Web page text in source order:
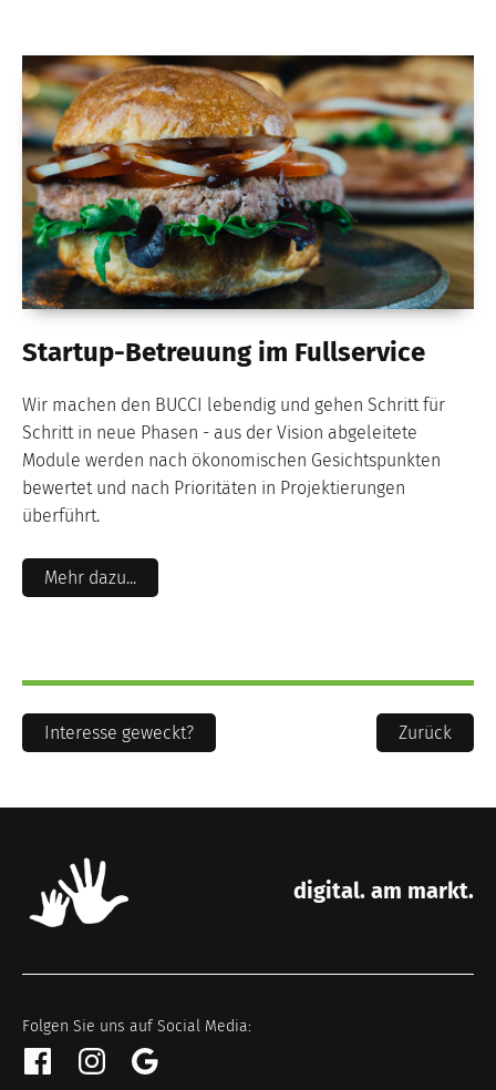
Startup-Betreuung im Fullservice
Wir machen den BUCCI lebendig und gehen Schritt für
Schritt in neue Phasen - aus der Vision abgeleitete
Module werden nach ökonomischen Gesichtspunkten
bewertet und nach Prioritäten in Projektierungen
überführt.
Mehr dazu...
Interesse geweckt? Zurück
digital. am markt.
Folgen Sie uns auf Social Media: